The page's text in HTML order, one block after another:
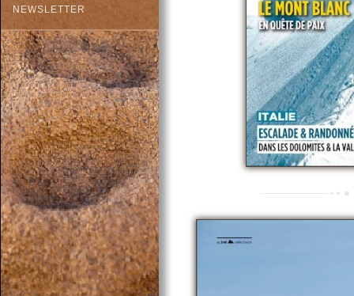
NEWSLETTER